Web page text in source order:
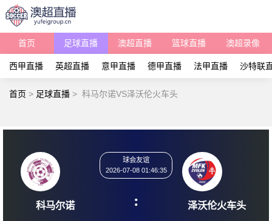
首页 足球直播 澳超直播 篮球直播 澳超录像
西甲直播 英超直播 意甲直播 德甲直播 法甲直播 沙特联
首页 > 足球直播 > 科马尔诺VS泽沃伦火车头
2026-07-08 01:46:35